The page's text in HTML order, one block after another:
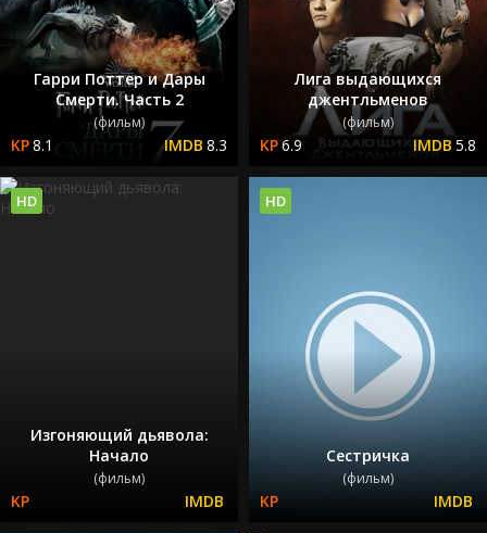
Гарри Поттер и Дары
Смерти. Часть 2
(фильм)
8.1 8.3
Лига выдающихся
джентльменов
(фильм)
6.9 5.8
Изгоняющий дьявола:
Начало
(фильм)
HD
Сестричка
(фильм)
HD